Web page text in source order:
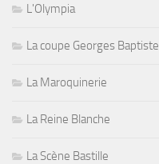
L'Olympia
La coupe Georges Baptiste
La Maroquinerie
La Reine Blanche
La Scène Bastille